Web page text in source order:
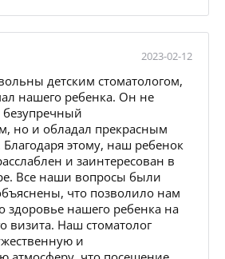
2023-02-12
детским стоматологом,
нашего ребенка. Он не
безупречный
но и обладал прекрасным
этому, наш ребенок
и заинтересован в
Все наши вопросы были
что позволило нам
здоровье нашего ребенка на
визита. Наш стоматолог
и